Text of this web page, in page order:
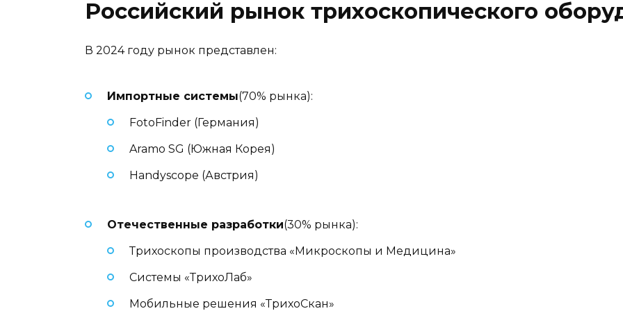
Российский рынок трихоскопического
В 2024 году рынок представлен:
Импортные системы(70% рынка):
FotoFinder (Германия)
Aramo SG (Южная Корея)
Handyscope (Австрия)
Отечественные разработки(30% рынка):
Трихоскопы производства «Микроскопы и Медицина»
Системы «ТрихоЛаб»
Мобильные решения «ТрихоСкан»